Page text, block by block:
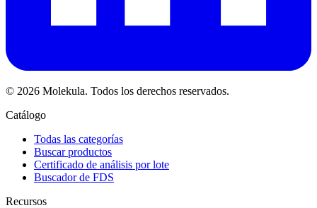
© 2026 Molekula. Todos los derechos reservados.
Catálogo
Todas las categorías
Buscar productos
Certificado de análisis por lote
Buscador de FDS
Recursos